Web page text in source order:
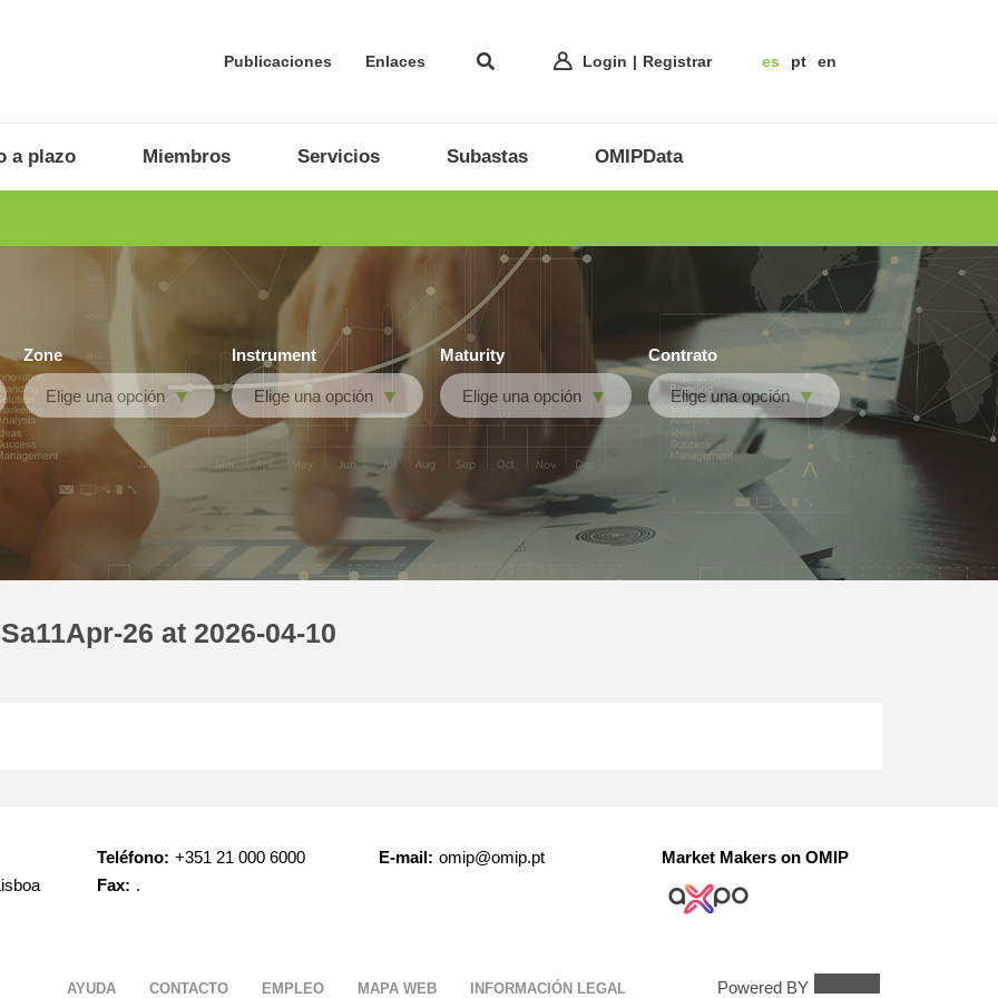
Publicaciones Enlaces Login Registrar es pt en
a plazo Miembros Servicios Subastas OMIPData
Zone
Elige una opción
Instrument
Elige una opción
Maturity
Elige una opción
Contrato
Elige una opción
26 at 2026-04-10
Teléfono: +351 21 000 6000
Fax: .
E-mail: omip@omip.pt Market Makers on OMIP
AYUDA CONTACTO EMPLEO MAPA WEB INFORMACIÓN LEGAL Powered BY